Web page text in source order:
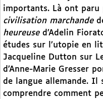
importants. Là ont paru
civilisation marchande
heureused’Adelin
études sur l’utopie en
Jacqueline Dutton sur
d’Anne-Marie Gresser
de langue allemande. Il
comprendre comment